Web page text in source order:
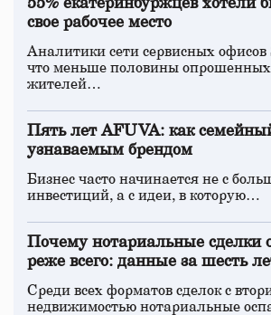
55% екатеринбуржцев хотели
свое рабочее место
Аналитики сети сервисных
что меньше половины опрошенных
жителей…
Пять лет AFUVA: как
узнаваемым брендом
Бизнес часто начинается не с
инвестиций, а с идеи, в которую…
Почему нотариальные сделки
реже всего: данные за шесть
Среди всех форматов сделок с
недвижимостью нотариальные